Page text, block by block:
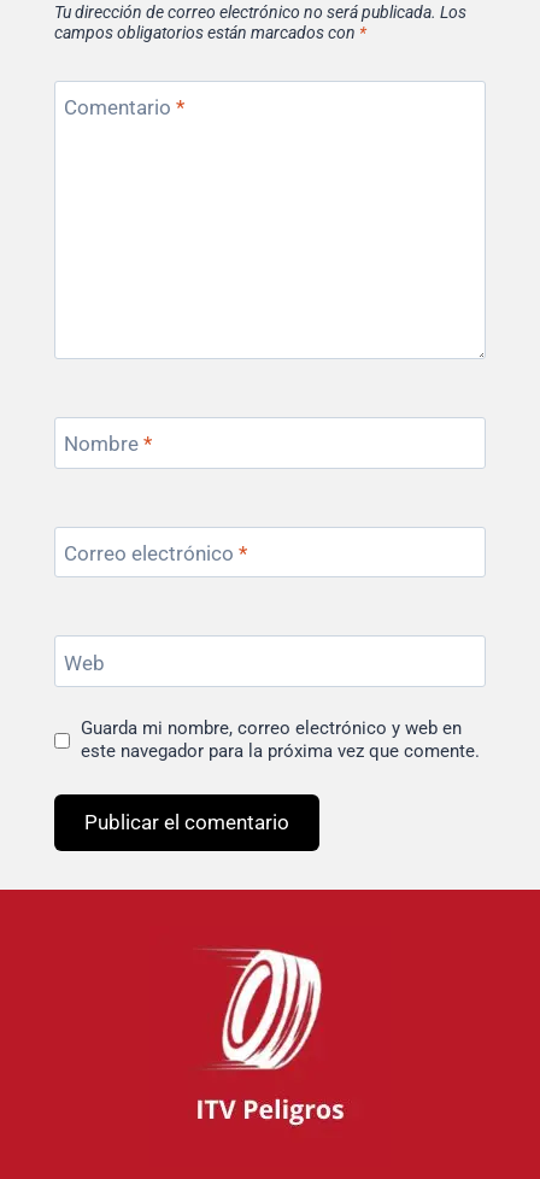
Tu dirección de correo electrónico no será publicada. Los
campos obligatorios están marcados con *
Comentario*
Nombre*
Correo electrónico*
Web
Guarda mi nombre, correo electrónico y web en
este navegador para la próxima vez que comente.